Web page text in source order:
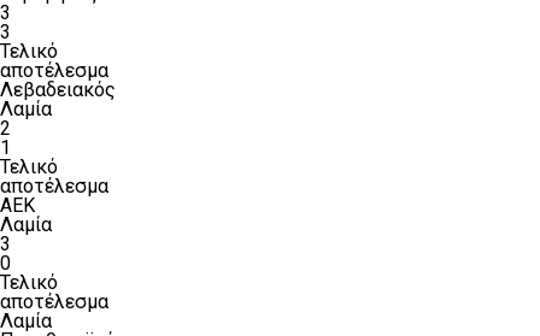
3
3
Τελικό
αποτέλεσμα
Λεβαδειακός
Λαμία
2
1
Τελικό
αποτέλεσμα
ΑΕΚ
Λαμία
3
0
Τελικό
αποτέλεσμα
Λαμία